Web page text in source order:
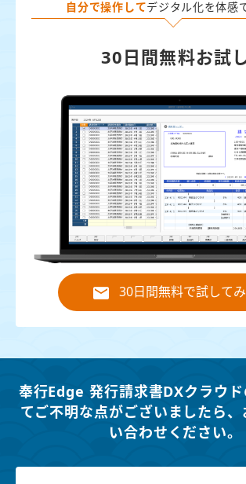
自分で操作してデジタル化を体感
30日間無料お試
30日間無料で試して
奉行Edge 発行請求書DXクラウド
てご不明な点がございましたら、
い合わせください。